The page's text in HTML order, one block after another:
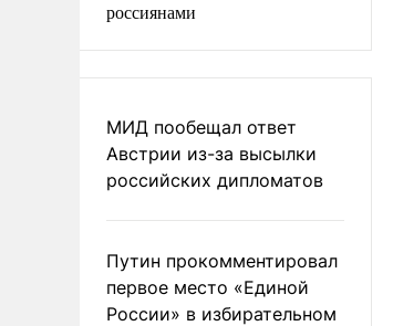
россиянами
МИД пообещал ответ
Австрии из-за высылки
российских дипломатов
Путин прокомментировал
первое место «Единой
России» в избирательном